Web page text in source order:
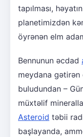
tapılması,
planetimizdən
öyrənən elm
Bennunun əcdad
meydana gətirən
buludundan –
müxtəlif
Asteroid təbii
başlayanda,